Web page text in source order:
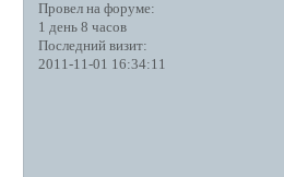
Провел на форуме:
1 день 8 часов
Последний визит:
2011-11-01 16:34:11